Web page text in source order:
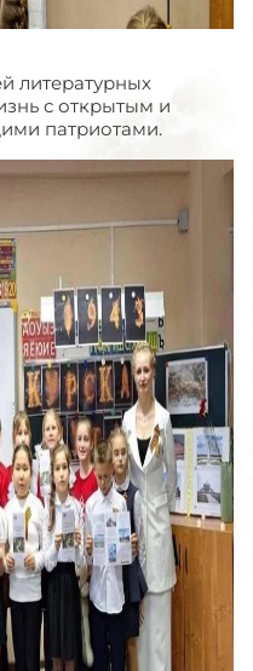
литературных
с открытым и
патриотами.